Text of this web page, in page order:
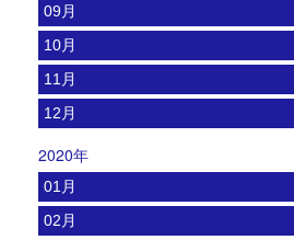
09月
10月
11月
12月
2020年
01月
02月